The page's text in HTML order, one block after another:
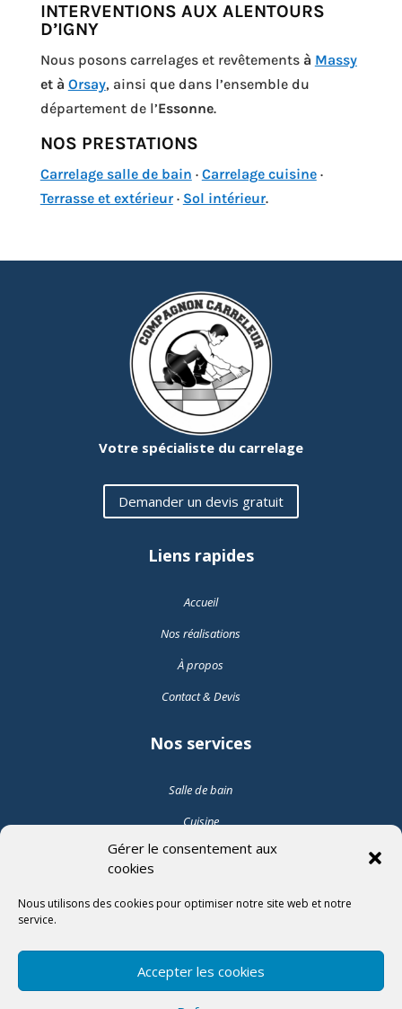
Gérer le consentement aux
cookies
Nous utilisons des cookies pour optimiser notre site web et notre
service.
Accepter les cookies
INTERVENTIONS AUX ALENTOURS
D’IGNY
Nous posons carrelages et revêtements à Massy
et à Orsay, ainsi que dans l’ensemble du
département de l’Essonne.
NOS PRESTATIONS
Carrelage salle de bain · Carrelage cuisine·
Terrasse et extérieur· Sol intérieur.
Votre spécialiste du carrelage
Demander un devis gratuit
Liens rapides
Accueil
Nos réalisations
À propos
Contact & Devis
Nos services
Salle de bain
Cuisine
Pose de carrelage intérieur
